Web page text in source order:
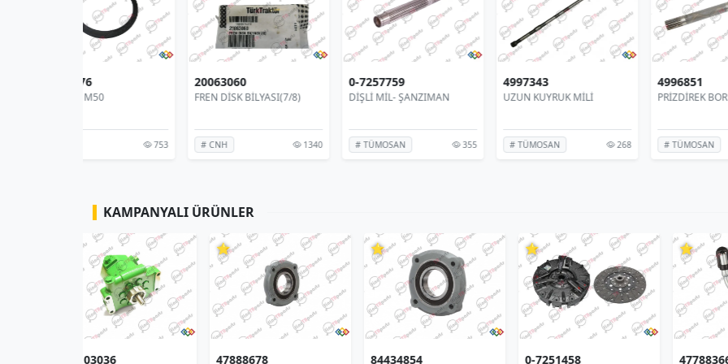
FREN DİSK BİLYASI(7/8)
1340
DİŞLİ MİL- ŞANZIMAN
# TÜMOSAN 355
4997343
UZUN KUYRUK MİLİ
# TÜMOSAN 268
PRİZDİREK BORU DİŞLİ
# TÜMOSAN 332
KAMPANYALI ÜRÜNLER
⭐
47888678
⭐
84434854
⭐
0-7251458
⭐
47788366
⭐